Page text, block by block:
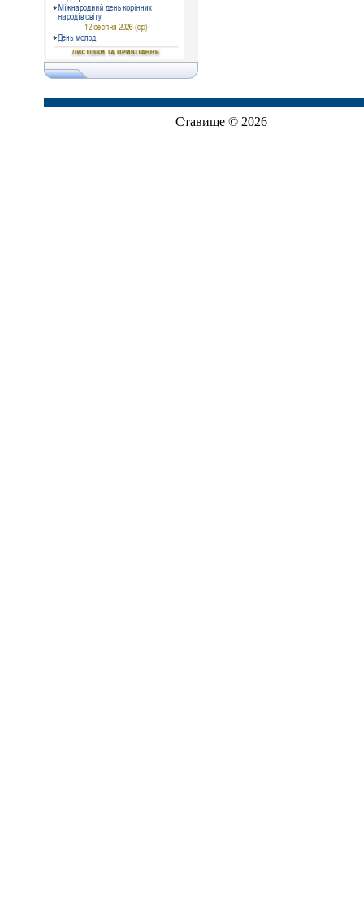
Ставище © 2026